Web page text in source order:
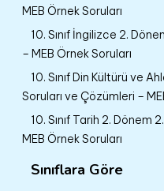
MEB Örnek Soruları
10. Sınıf İngilizce 2.
– MEB Örnek Soruları
10. Sınıf Din Kültürü ve
Soruları ve Çözümleri –
10. Sınıf Tarih 2. Dönem
MEB Örnek Soruları
Sınıflara Göre